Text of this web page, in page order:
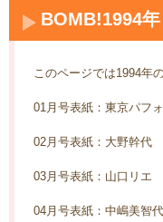
BOMB!1994年
このページでは1994年
01月号表紙：東京パフ
02月号表紙：大野幹代
03月号表紙：山口リエ
04月号表紙：中嶋美智代